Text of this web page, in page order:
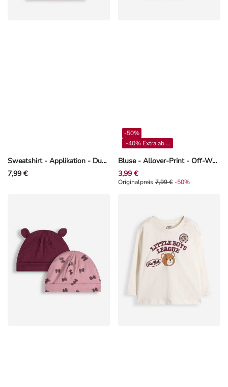
Sweatshirt - Applikation - Dunkelbraun
7,99 €
Bluse - Allover-Print - Off-White
-50%
-40% Extra ab 4**
3,99 €
Originalpreis 7,99 €, Rabat -50%
Originalpreis 7,99 € -50%